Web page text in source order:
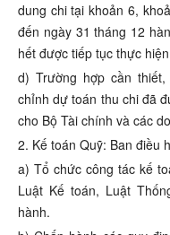
dung chi tại khoản 6,
đến ngày 31 tháng 12
hết được tiếp tục thực
d) Trường hợp cần
chỉnh dự toán thu chi đã
cho Bộ Tài chính và các
2. Kế toán Quỹ: Ban điều
a) Tổ chức công tác kế
Luật Kế toán, Luật
hành.